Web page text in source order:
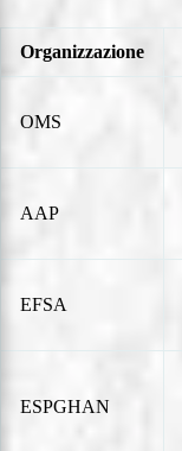
Organizzazione
OMS
AAP
EFSA
ESPGHAN